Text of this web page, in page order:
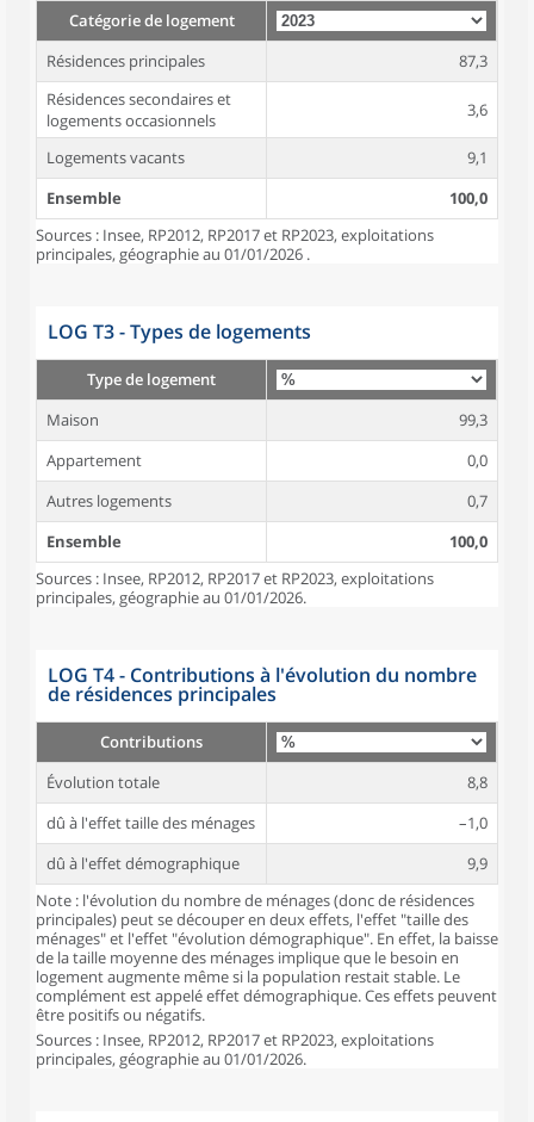
Catégorie de logement
Résidences principales
87,3
Résidences secondaires et
logements occasionnels
3,6
Logements vacants
9,1
Ensemble
100,0
Sources : Insee, RP2012, RP2017 et RP2023, exploitations
principales, géographie au 01/01/2026 .
LOG T3 - Types de logements
Type de logement
Maison
99,3
Appartement
0,0
Autres logements
0,7
Ensemble
100,0
Sources : Insee, RP2012, RP2017 et RP2023, exploitations
principales, géographie au 01/01/2026.
LOG T4 - Contributions à l'évolution du nombre
de résidences principales
Contributions
Évolution totale
8,8
dû à l'effet taille des ménages
–1,0
dû à l'effet démographique
9,9
Note : l'évolution du nombre de ménages (donc de résidences
principales) peut se découper en deux effets, l'effet "taille des
ménages" et l'effet "évolution démographique". En effet, la baisse
de la taille moyenne des ménages implique que le besoin en
logement augmente même si la population restait stable. Le
complément est appelé effet démographique. Ces effets peuvent
être positifs ou négatifs.
Sources : Insee, RP2012, RP2017 et RP2023, exploitations
principales, géographie au 01/01/2026.